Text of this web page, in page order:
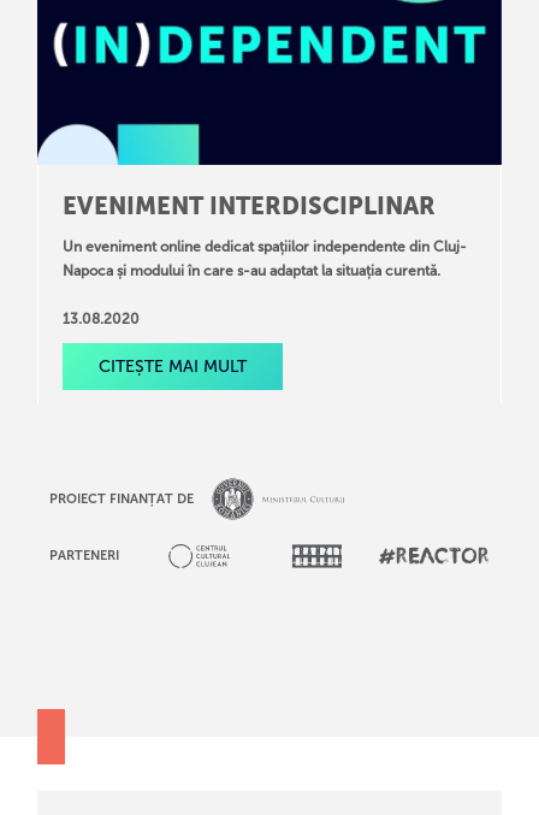
EVENIMENT INTERDISCIPLINAR
Un eveniment online dedicat spațiilor independente din Cluj-
Napoca și modului în care s-au adaptat la situația curentă.
13.08.2020
CITEȘTE MAI MULT
PROIECT FINANȚAT DE
PARTENERI